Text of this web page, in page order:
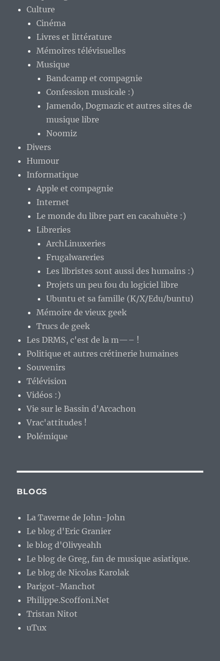
Culture
Cinéma
Livres et littérature
Mémoires télévisuelles
Musique
Bandcamp et compagnie
Confession musicale :)
Jamendo, Dogmazic et autres sites de
musique libre
Noomiz
Divers
Humour
Informatique
Apple et compagnie
Internet
Le monde du libre part en cacahuète :)
Libreries
ArchLinuxeries
Frugalwareries
Les libristes sont aussi des humains :)
Projets un peu fou du logiciel libre
Ubuntu et sa famille (K/X/Edu/buntu)
Mémoire de vieux geek
Trucs de geek
Les DRMS, c'est de la m—– !
Politique et autres crétinerie humaines
Souvenirs
Télévision
Vidéos :)
Vie sur le Bassin d'Arcachon
Vrac'attitudes !
Polémique
BLOGS
La Taverne de John-John
Le blog d'Eric Granier
le blog d'Olivyeahh
Le blog de Greg, fan de musique asiatique.
Le blog de Nicolas Karolak
Parigot-Manchot
Philippe.Scoffoni.Net
Tristan Nitot
uTux